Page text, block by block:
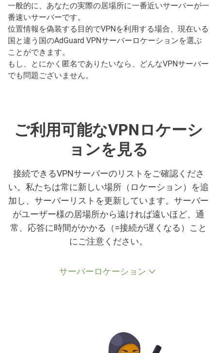
一般的に、あなたの実際の居場所に一番近いサーバーが一
番速いサーバーです。
位置情報を偽装する目的でVPNを利用する場合、現在いる
国と違う国のAdGuard VPNサーバーロケーションを選ぶ
ことができます。
もし、とにかく匿名でありたいなら、どんなVPNサーバー
でも問題ございません。
ご利用可能なVPNロケーシ
ョンを見る
接続できるVPNサーバーのリストをご確認くださ
い。私たちは常に新しい場所（ロケーション）を追
加し、サーバーリストを更新しています。サーバー
がユーザー様の居場所から遠ければ遠いほど、通
常、応答に時間がかかる（=接続が遅くなる）こと
にご注意ください。
サーバーロケーション